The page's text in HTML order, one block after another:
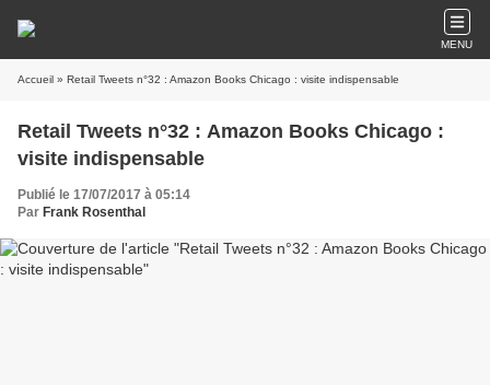
MENU
Accueil » Retail Tweets n°32 : Amazon Books Chicago : visite indispensable
Retail Tweets n°32 : Amazon Books Chicago :
visite indispensable
Publié le 17/07/2017 à 05:14
Par Frank Rosenthal